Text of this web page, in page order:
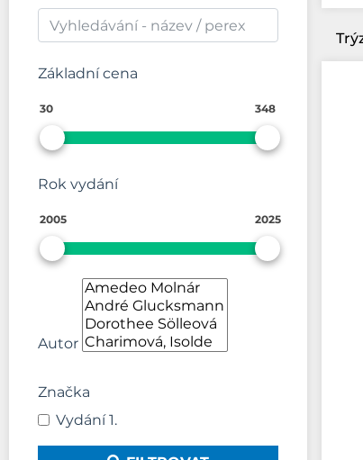
Základní cena
30 348
Rok vydání
2005 2025
Autor
Značka
Vydání 1.